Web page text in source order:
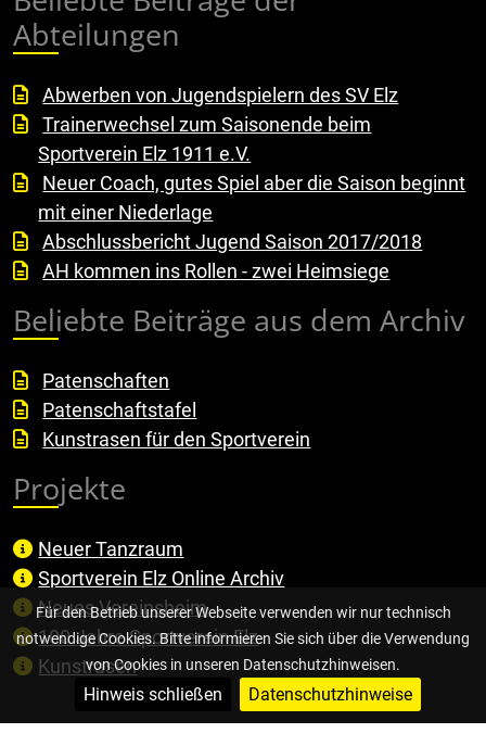
Für den Betrieb unserer Webseite verwenden wir nur technisch
notwendige Cookies. Bitte informieren Sie sich über die Verwendung
von Cookies in unseren Datenschutzhinweisen.
Hinweis schließen Datenschutzhinweise
Abteilungen
Abwerben von Jugendspielern des SV Elz
Trainerwechsel zum Saisonende beim
Sportverein Elz 1911 e.V.
Neuer Coach, gutes Spiel aber die Saison beginnt
mit einer Niederlage
Abschlussbericht Jugend Saison 2017/2018
AH kommen ins Rollen - zwei Heimsiege
Beliebte Beiträge aus dem Archiv
Patenschaften
Patenschaftstafel
Kunstrasen für den Sportverein
Projekte
Neuer Tanzraum
Sportverein Elz Online Archiv
Neues Vereinsheim
100 Jahre Sportverein Elz
Kunstrasen